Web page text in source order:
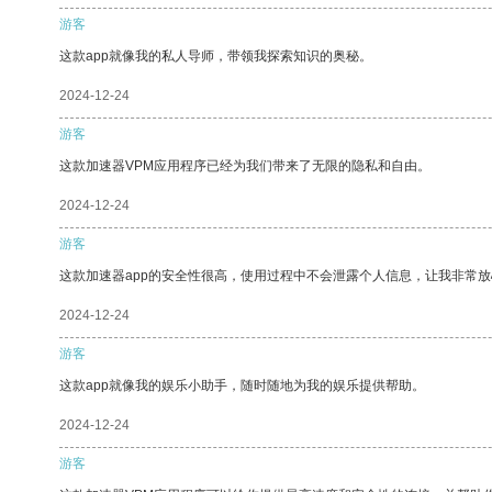
游客
这款app就像我的私人导师，带领我探索知识的奥秘。
2024-12-24
游客
这款加速器VPM应用程序已经为我们带来了无限的隐私和自由。
2024-12-24
游客
这款加速器app的安全性很高，使用过程中不会泄露个人信息，让我非常
2024-12-24
游客
这款app就像我的娱乐小助手，随时随地为我的娱乐提供帮助。
2024-12-24
游客